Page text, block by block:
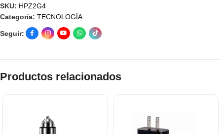
SKU: HPZ2G4
Categoría: TECNOLOGÍA
Seguir:
Productos relacionados